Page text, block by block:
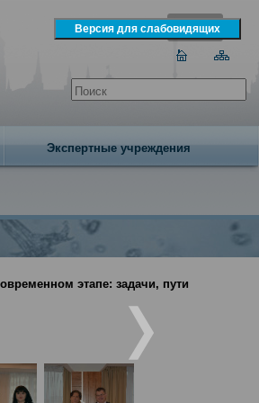
Экспертные учреждения
этапе: задачи, пути